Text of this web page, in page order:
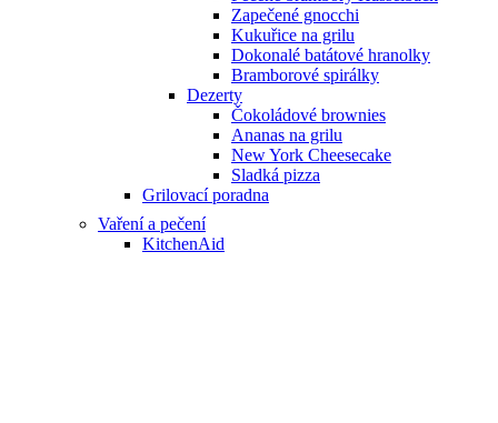
Zapečené gnocchi
Kukuřice na grilu
Dokonalé batátové hranolky
Bramborové spirálky
Dezerty
Čokoládové brownies
Ananas na grilu
New York Cheesecake
Sladká pizza
Grilovací poradna
Vaření a pečení
KitchenAid